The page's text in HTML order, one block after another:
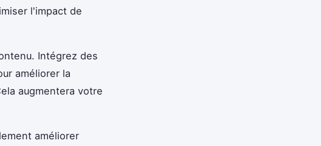
l'impact de
Intégrez des
améliorer la
augmentera votre
améliorer